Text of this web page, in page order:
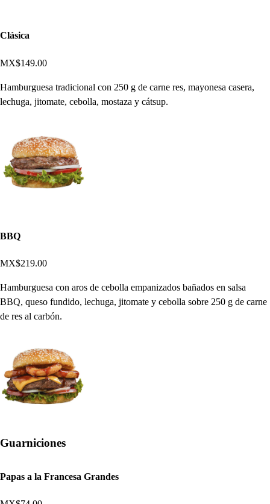
Clásica
MX$149.00
Hamburguesa tradicional con 250 g de carne res, mayonesa casera,
lechuga, jitomate, cebolla, mostaza y cátsup.
BBQ
MX$219.00
Hamburguesa con aros de cebolla empanizados bañados en salsa
BBQ, queso fundido, lechuga, jitomate y cebolla sobre 250 g de carne
de res al carbón.
Guarniciones
Papas a la Francesa Grandes